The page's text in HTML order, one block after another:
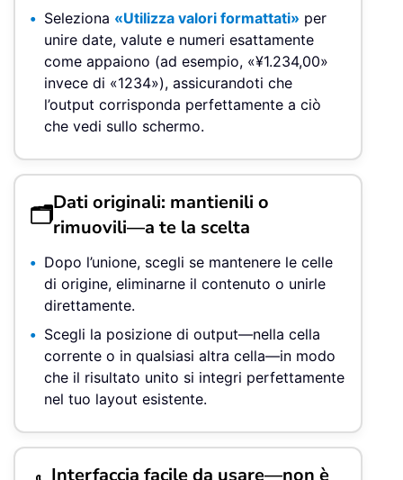
Seleziona «Utilizza valori formattati» per
unire date, valute e numeri esattamente
come appaiono (ad esempio, «¥1.234,00»
invece di «1234»), assicurandoti che
l’output corrisponda perfettamente a ciò
che vedi sullo schermo.
🗂️Dati originali: mantienili o
rimuovili—a te la scelta
Dopo l’unione, scegli se mantenere le celle
di origine, eliminarne il contenuto o unirle
direttamente.
Scegli la posizione di output—nella cella
corrente o in qualsiasi altra cella—in modo
che il risultato unito si integri perfettamente
nel tuo layout esistente.